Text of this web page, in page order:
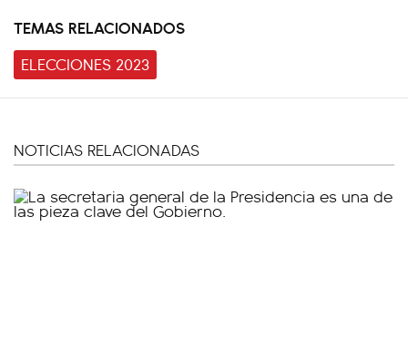
TEMAS RELACIONADOS
ELECCIONES 2023
NOTICIAS RELACIONADAS